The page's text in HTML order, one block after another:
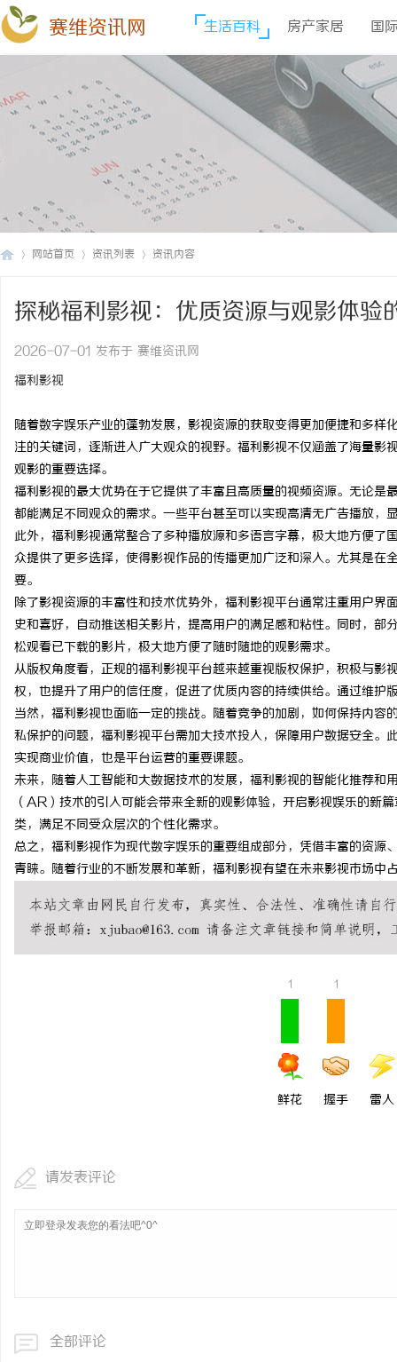
赛维资讯网 生活百科 房产家居 国
网站首页 资讯列表 资讯内容
探秘福利影视：优质资源与观影体验
2026-07-01 发布于 赛维资讯网
福利影视
随着数字娱乐产业的蓬勃发展，影视资源的获取变得更加便捷和多
注的关键词，逐渐进入广大观众的视野。福利影视不仅涵盖了海量
观影的重要选择。
福利影视的最大优势在于它提供了丰富且高质量的视频资源。无论
都能满足不同观众的需求。一些平台甚至可以实现高清无广告播放
此外，福利影视通常整合了多种播放源和多语言字幕，极大地方便
众提供了更多选择，使得影视作品的传播更加广泛和深入。尤其是
要。
除了影视资源的丰富性和技术优势外，福利影视平台通常注重用户
史和喜好，自动推送相关影片，提高用户的满足感和粘性。同时，
松观看已下载的影片，极大地方便了随时随地的观影需求。
从版权角度看，正规的福利影视平台越来越重视版权保护，积极与
权，也提升了用户的信任度，促进了优质内容的持续供给。通过维护
当然，福利影视也面临一定的挑战。随着竞争的加剧，如何保持内
私保护的问题，福利影视平台需加大技术投入，保障用户数据安全
实现商业价值，也是平台运营的重要课题。
未来，随着人工智能和大数据技术的发展，福利影视的智能化推荐
（AR）技术的引入可能会带来全新的观影体验，开启影视娱乐的新
类，满足不同受众层次的个性化需求。
总之，福利影视作为现代数字娱乐的重要组成部分，凭借丰富的资
青睐。随着行业的不断发展和革新，福利影视有望在未来影视市场中
1
鲜花
1
握手 雷人
请发表评论
全部评论
哪些行业秘诀？